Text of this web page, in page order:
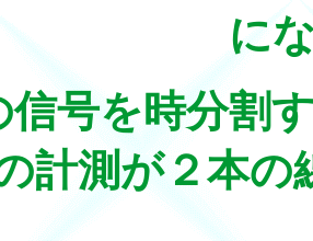
に
号を時分割
計測が２本の